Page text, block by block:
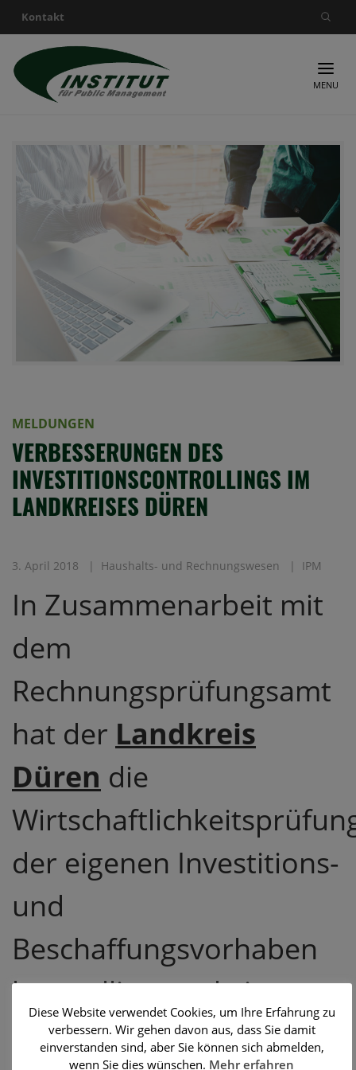
Kontakt
Suche nach:
MENU
MELDUNGEN
VERBESSERUNGEN DES
INVESTITIONSCONTROLLINGS IM
LANDKREISES DÜREN
3. April 2018 Haushalts- und Rechnungswesen IPM
In Zusammenarbeit mit
dem
Rechnungsprüfungsamt
hat der Landkreis
Düren die
der eigenen Investitions-
und
Beschaffungsvorhaben
kontrolliert und ein
Optimierungspotential
Diese Website verwendet Cookies, um Ihre Erfahrung zu
verbessern. Wir gehen davon aus, dass Sie damit
einverstanden sind, aber Sie können sich abmelden,
wenn Sie dies wünschen. Mehr erfahren